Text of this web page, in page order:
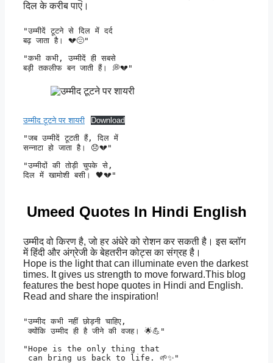
दिल के करीब पाएं।
"उम्मीदें टूटने से दिल में दर्द
बढ़ जाता है। 💔😔"
"कभी कभी, उम्मीदें ही सबसे
बड़ी तकलीफ बन जाती हैं। 💭💔"
उम्मीद टूटने पर शायरी
Download
"जब उम्मीदें टूटती हैं, दिल में
सन्नाटा हो जाता है। 😞💔"
"उम्मीदों की तोड़ी चुपके से,
दिल में खामोशी बसी। 🖤💔"
Umeed Quotes In Hindi English
उम्मीद वो किरण है, जो हर अंधेरे को रोशन कर सकती है। इस ब्लॉग
में हिंदी और अंग्रेजी के बेहतरीन कोट्स का संग्रह है।
Hope is the light that can illuminate even the darkest
times. It gives us strength to move forward.This blog
features the best hope quotes in Hindi and English.
Read and share the inspiration!
"उम्मीद कभी नहीं छोड़नी चाहिए,
क्योंकि उम्मीद ही है जीने की वजह। 🌟💪"
"Hope is the only thing that
can bring us back to life. 🌱✨"